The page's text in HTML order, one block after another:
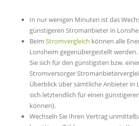
In nur wenigen Minuten ist das
günstigeren Stromanbieter in
Beim Stromvergleich können alle
Lonsheim gegenübergestellt
Sie sich für den günstigsten bzw.
Stromversorger
Überblick über sämtliche Anbieter in
sich letztendlich für einen
können}.
Wechseln Sie Ihren Vertrag